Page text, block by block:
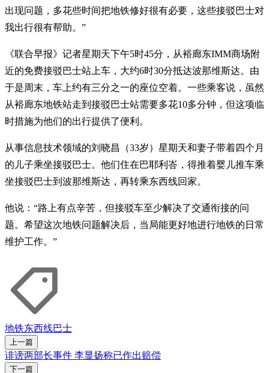
出现问题，多花些时间把地铁修好很有必要，这些接驳巴士对
我出行很有帮助。”
《联合早报》记者星期天下午5时45分，从裕廊东IMM商场附
近的免费接驳巴士站上车，大约6时30分抵达波那维斯达。由
于是周末，车上约有三分之一的座位空着。一些乘客说，虽然
从裕廊东地铁站走到接驳巴士站需要多花10多分钟，但这项临
时措施为他们的出行提供了便利。
从事信息技术领域的刘晓昌（33岁）星期天和妻子带着四个月
的儿子乘坐接驳巴士。他们住在巴耶利峇，得推着婴儿推车乘
坐接驳巴士到波那维斯达，再转乘东西线回家。
他说：“路上有点辛苦，但接驳车至少解决了交通衔接的问
题。希望这次地铁问题解决后，当局能更好地进行地铁的日常
维护工作。”
地铁东西线巴士
上一篇
诽谤两部长事件 李显扬称已作出赔偿
下一篇